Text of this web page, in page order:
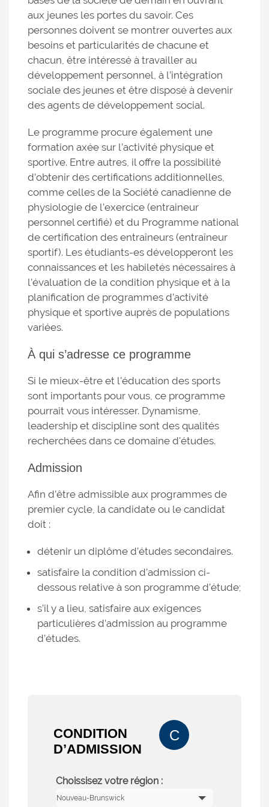
aux jeunes les portes du savoir. Ces
personnes doivent se montrer ouvertes aux
besoins et particularités de chacune et
chacun, être intéressé à travailler au
développement personnel, à l’intégration
sociale des jeunes et être disposé à devenir
des agents de développement social.
Le programme procure également une
formation axée sur l’activité physique et
sportive. Entre autres, il offre la possibilité
d’obtenir des certifications additionnelles,
comme celles de la Société canadienne de
physiologie de l’exercice (entraineur
personnel certifié) et du Programme national
de certification des entraîneurs (entraîneur
sportif). Les étudiants-es développeront les
connaissances et les habiletés nécessaires à
l’évaluation de la condition physique et à la
planification de programmes d’activité
physique et sportive auprès de populations
variées.
À qui s’adresse ce programme
Si le mieux-être et l'éducation des sports
sont importants pour vous, ce programme
pourrait vous intéresser. Dynamisme,
leadership et discipline sont des qualités
recherchées dans ce domaine d'études.
Admission
Afin d’être admissible aux programmes de
premier cycle, la candidate ou le candidat
doit :
détenir un diplôme d’études secondaires.
satisfaire la condition d’admission ci-
dessous relative à son programme d’étude;
s’il y a lieu, satisfaire aux exigences
particulières d’admission au programme
d’études.
CONDITION
D’ADMISSION
C
Choissisez votre région :